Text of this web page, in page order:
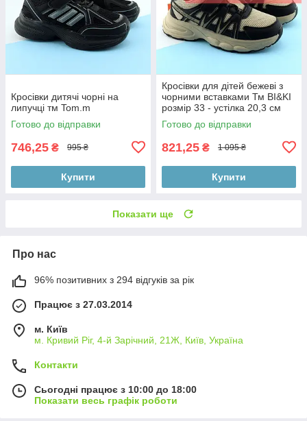
Кросівки дитячі чорні на
липучці тм Tom.m
Готово до відправки
746,25 ₴ 995 ₴
Купити
Кросівки для дітей бежеві з
чорними вставками Тм BI&KI
розмір 33 - устілка 20,3 см
Готово до відправки
821,25 ₴ 1 095 ₴
Купити
Показати ще
Про нас
96% позитивних з 294 відгуків за рік
Працює з 27.03.2014
м. Київ
м. Кривий Ріг, 4-й Зарічний, 21Ж, Київ, Україна
Контакти
Сьогодні працює з 10:00 до 18:00
Показати весь графік роботи